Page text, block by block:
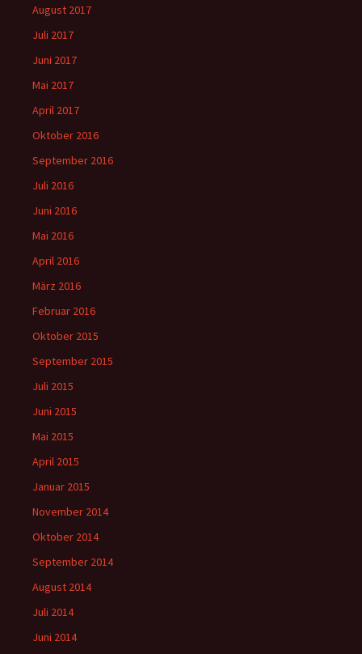
August 2017
Juli 2017
Juni 2017
Mai 2017
April 2017
Oktober 2016
September 2016
Juli 2016
Juni 2016
Mai 2016
April 2016
März 2016
Februar 2016
Oktober 2015
September 2015
Juli 2015
Juni 2015
Mai 2015
April 2015
Januar 2015
November 2014
Oktober 2014
September 2014
August 2014
Juli 2014
Juni 2014